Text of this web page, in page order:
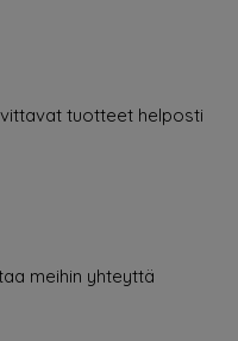
tuotteet helposti
meihin yhteyttä